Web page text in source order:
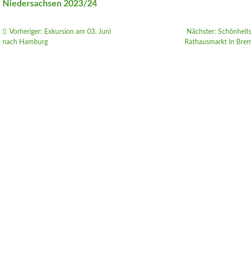
Niedersachsen 2023/24
Vorheriger: Exkursion am 03. Juni
nach Hamburg
Nächster:
Rathausmarkt in